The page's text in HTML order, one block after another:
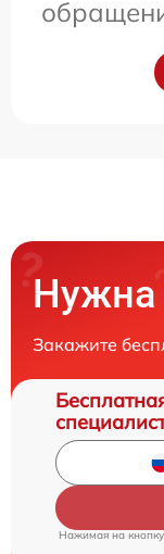
Нужна
Закажите
Нажимая на